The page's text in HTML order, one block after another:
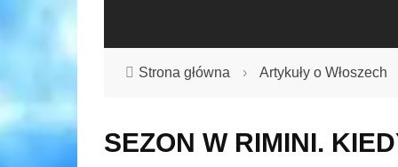
Strona główna › Artykuły o Włoszech
SEZON W RIMINI.